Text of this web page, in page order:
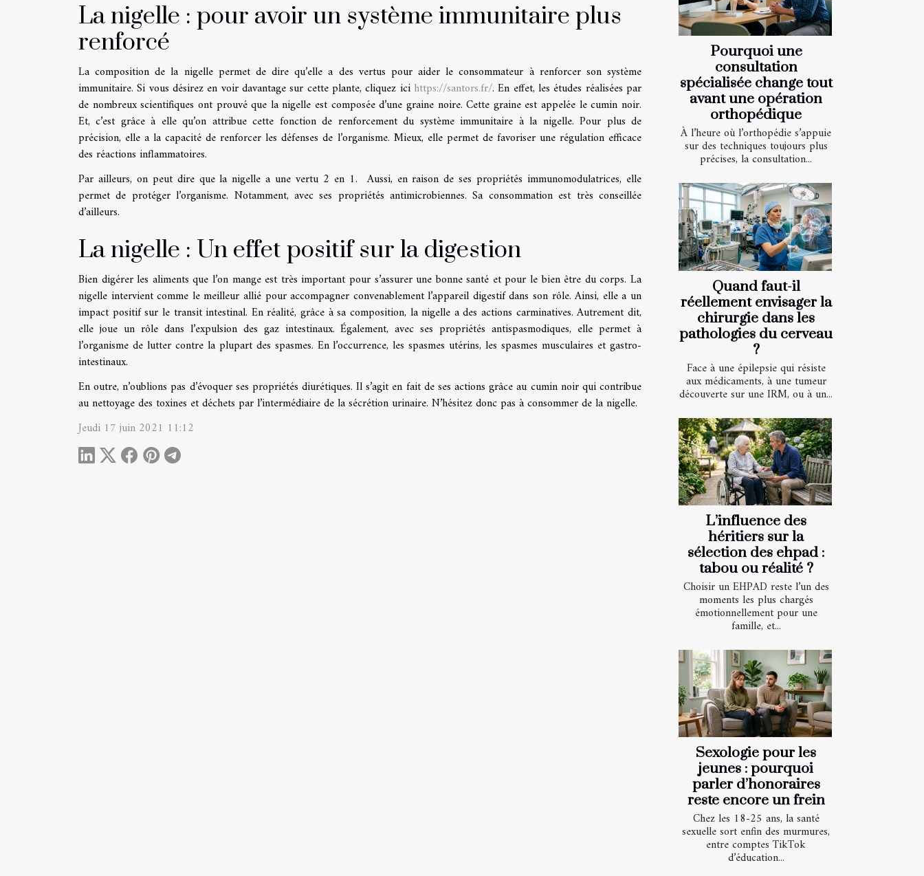
La nigelle : pour avoir un système immunitaire plus
renforcé
La composition de la nigelle permet de dire qu’elle a des vertus pour aider le consommateur à renforcer son système
immunitaire. Si vous désirez en voir davantage sur cette plante, cliquez ici https://santors.fr/. En effet, les études réalisées par
de nombreux scientifiques ont prouvé que la nigelle est composée d’une graine noire. Cette graine est appelée le cumin noir.
Et, c’est grâce à elle qu’on attribue cette fonction de renforcement du système immunitaire à la nigelle. Pour plus de
précision, elle a la capacité de renforcer les défenses de l’organisme. Mieux, elle permet de favoriser une régulation efficace
des réactions inflammatoires.
Par ailleurs, on peut dire que la nigelle a une vertu 2 en 1. Aussi, en raison de ses propriétés immunomodulatrices, elle
permet de protéger l’organisme. Notamment, avec ses propriétés antimicrobiennes. Sa consommation est très conseillée
d’ailleurs.
La nigelle : Un effet positif sur la digestion
Bien digérer les aliments que l’on mange est très important pour s’assurer une bonne santé et pour le bien être du corps. La
nigelle intervient comme le meilleur allié pour accompagner convenablement l’appareil digestif dans son rôle. Ainsi, elle a un
impact positif sur le transit intestinal. En réalité, grâce à sa composition, la nigelle a des actions carminatives. Autrement dit,
elle joue un rôle dans l’expulsion des gaz intestinaux. Également, avec ses propriétés antispasmodiques, elle permet à
l’organisme de lutter contre la plupart des spasmes. En l’occurrence, les spasmes utérins, les spasmes musculaires et gastro-
intestinaux.
En outre, n’oublions pas d’évoquer ses propriétés diurétiques. Il s’agit en fait de ses actions grâce au cumin noir qui contribue
au nettoyage des toxines et déchets par l’intermédiaire de la sécrétion urinaire. N’hésitez donc pas à consommer de la nigelle.
Jeudi 17 juin 2021 11:12
Pourquoi une
consultation
spécialisée change tout
avant une opération
orthopédique
À l’heure où l’orthopédie s’appuie
sur des techniques toujours plus
précises, la consultation...
Quand faut-il
réellement envisager la
chirurgie dans les
pathologies du cerveau
?
Face à une épilepsie qui résiste
aux médicaments, à une tumeur
découverte sur une IRM, ou à un...
L’influence des
héritiers sur la
sélection des ehpad :
tabou ou réalité ?
Choisir un EHPAD reste l’un des
moments les plus chargés
émotionnellement pour une
famille, et...
Sexologie pour les
jeunes : pourquoi
parler d’honoraires
reste encore un frein
Chez les 18-25 ans, la santé
sexuelle sort enfin des murmures,
entre comptes TikTok
d’éducation...